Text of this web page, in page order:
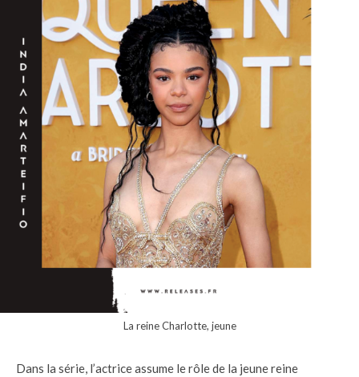
La reine Charlotte, jeune
Dans la série, l’actrice assume le rôle de la jeune reine